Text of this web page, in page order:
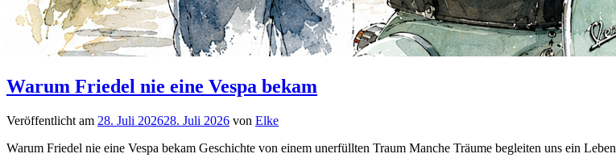
Warum Friedel nie eine Vespa bekam
Veröffentlicht am 28. Juli 202628. Juli 2026 von Elke
Warum Friedel nie eine Vespa bekam Geschichte von einem unerfüllten Traum Manche Träume begleiten uns ein Leben